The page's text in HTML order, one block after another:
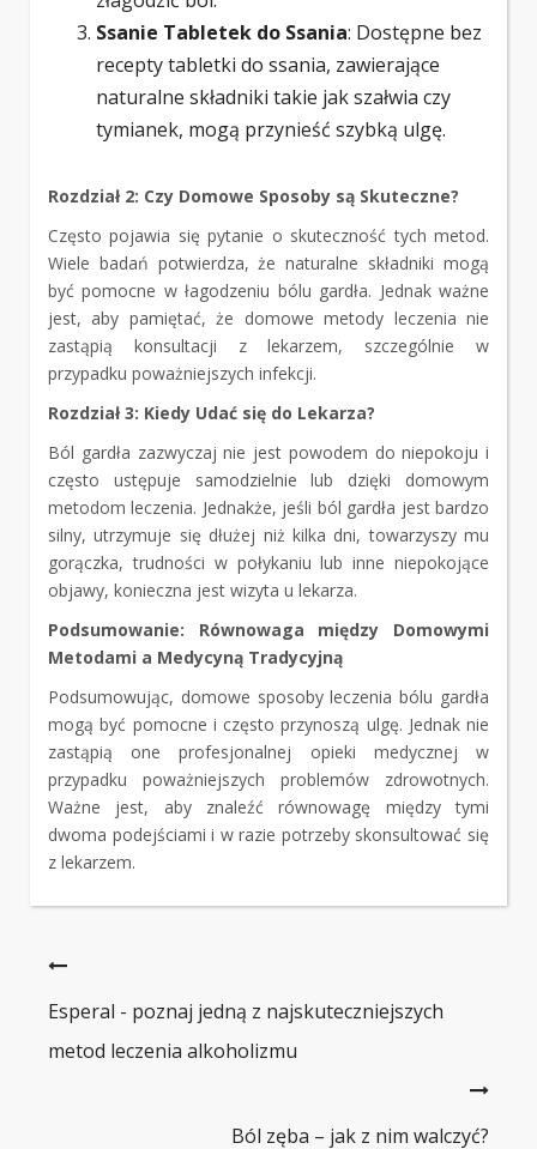
Ssanie Tabletek do Ssania: Dostępne bez
recepty tabletki do ssania, zawierające
naturalne składniki takie jak szałwia czy
tymianek, mogą przynieść szybką ulgę.
Rozdział 2: Czy Domowe Sposoby są Skuteczne?
Często pojawia się pytanie o skuteczność tych metod.
Wiele badań potwierdza, że naturalne składniki mogą
być pomocne w łagodzeniu bólu gardła. Jednak ważne
jest, aby pamiętać, że domowe metody leczenia nie
zastąpią konsultacji z lekarzem, szczególnie w
przypadku poważniejszych infekcji.
Rozdział 3: Kiedy Udać się do Lekarza?
Ból gardła zazwyczaj nie jest powodem do niepokoju i
często ustępuje samodzielnie lub dzięki domowym
metodom leczenia. Jednakże, jeśli ból gardła jest bardzo
silny, utrzymuje się dłużej niż kilka dni, towarzyszy mu
gorączka, trudności w połykaniu lub inne niepokojące
objawy, konieczna jest wizyta u lekarza.
Podsumowanie: Równowaga między Domowymi
Metodami a Medycyną Tradycyjną
Podsumowując, domowe sposoby leczenia bólu gardła
mogą być pomocne i często przynoszą ulgę. Jednak nie
zastąpią one profesjonalnej opieki medycznej w
przypadku poważniejszych problemów zdrowotnych.
Ważne jest, aby znaleźć równowagę między tymi
dwoma podejściami i w razie potrzeby skonsultować się
z lekarzem.
Esperal - poznaj jedną z najskuteczniejszych
metod leczenia alkoholizmu
Ból zęba – jak z nim walczyć?